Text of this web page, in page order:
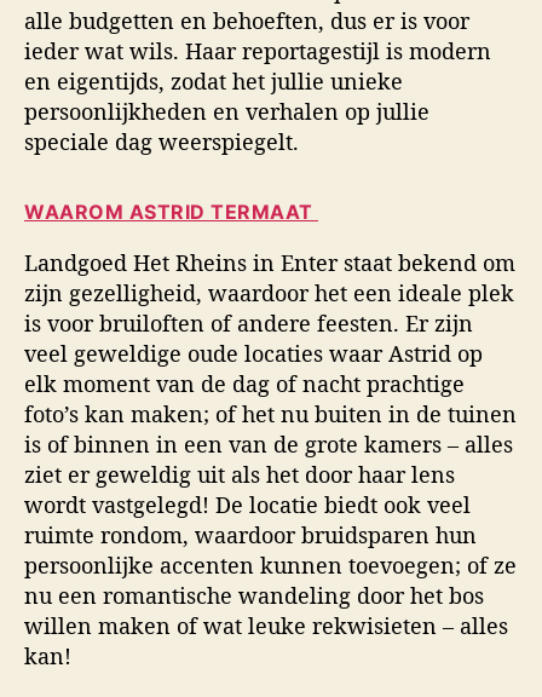
alle budgetten en behoeften, dus er is voor
ieder wat wils. Haar reportagestijl is modern
en eigentijds, zodat het jullie unieke
persoonlijkheden en verhalen op jullie
speciale dag weerspiegelt.
WAAROM ASTRID TERMAAT
Landgoed Het Rheins in Enter staat bekend om
zijn gezelligheid, waardoor het een ideale plek
is voor bruiloften of andere feesten. Er zijn
veel geweldige oude locaties waar Astrid op
elk moment van de dag of nacht prachtige
foto’s kan maken; of het nu buiten in de tuinen
is of binnen in een van de grote kamers – alles
ziet er geweldig uit als het door haar lens
wordt vastgelegd! De locatie biedt ook veel
ruimte rondom, waardoor bruidsparen hun
persoonlijke accenten kunnen toevoegen; of ze
nu een romantische wandeling door het bos
willen maken of wat leuke rekwisieten – alles
kan!